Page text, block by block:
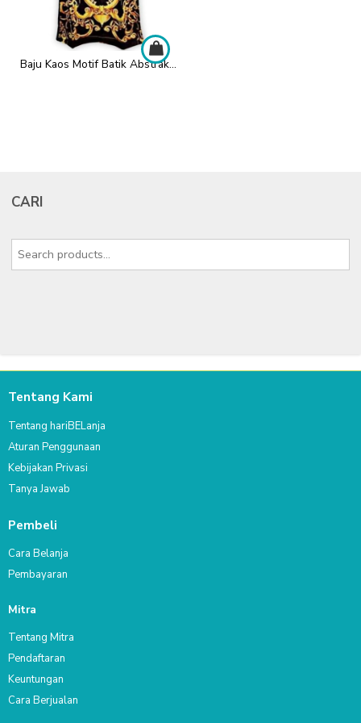
Baju Kaos Motif Batik Abstrak Pria
CARI
Tentang Kami
Tentang hariBELanja
Aturan Penggunaan
Kebijakan Privasi
Tanya Jawab
Pembeli
Cara Belanja
Pembayaran
Mitra
Tentang Mitra
Pendaftaran
Keuntungan
Cara Berjualan